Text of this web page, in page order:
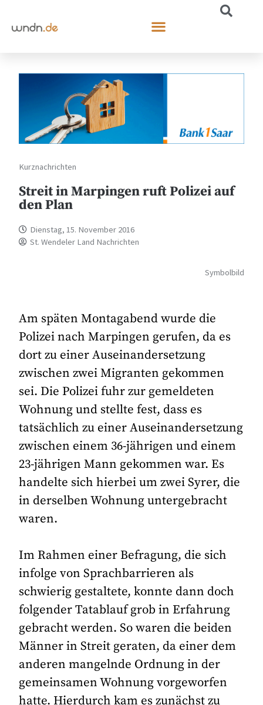
Kurznachrichten
Streit in Marpingen ruft Polizei auf
den Plan
Dienstag, 15. November 2016
St. Wendeler Land Nachrichten
Symbolbild
Am späten Montagabend wurde die
Polizei nach Marpingen gerufen, da es
dort zu einer Auseinandersetzung
zwischen zwei Migranten gekommen
sei. Die Polizei fuhr zur gemeldeten
Wohnung und stellte fest, dass es
tatsächlich zu einer Auseinandersetzung
zwischen einem 36-jährigen und einem
23-jährigen Mann gekommen war. Es
handelte sich hierbei um zwei Syrer, die
in derselben Wohnung untergebracht
waren.
Im Rahmen einer Befragung, die sich
infolge von Sprachbarrieren als
schwierig gestaltete, konnte dann doch
folgender Tatablauf grob in Erfahrung
gebracht werden. So waren die beiden
Männer in Streit geraten, da einer dem
anderen mangelnde Ordnung in der
gemeinsamen Wohnung vorgeworfen
hatte. Hierdurch kam es zunächst zu